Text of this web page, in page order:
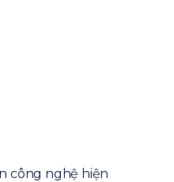
công nghệ hiện